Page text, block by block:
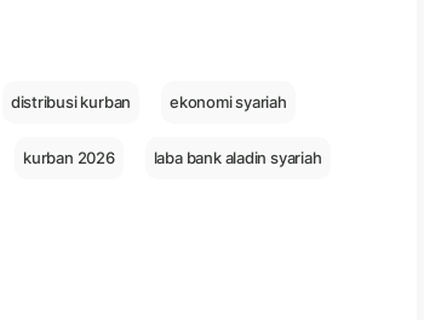
distribusi kurban ekonomi syariah
kurban 2026 laba bank aladin syariah